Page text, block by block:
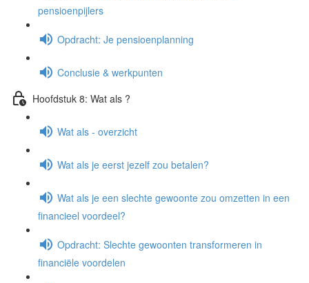
pensioenpijlers
Opdracht: Je pensioenplanning
Conclusie & werkpunten
Hoofdstuk 8: Wat als ?
Wat als - overzicht
Wat als je eerst jezelf zou betalen?
Wat als je een slechte gewoonte zou omzetten in een
financieel voordeel?
Opdracht: Slechte gewoonten transformeren in
financiële voordelen